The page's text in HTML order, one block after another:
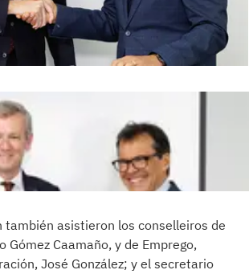
también asistieron los conselleiros de
Gómez Caamaño, y de Emprego,
José González; y el secretario